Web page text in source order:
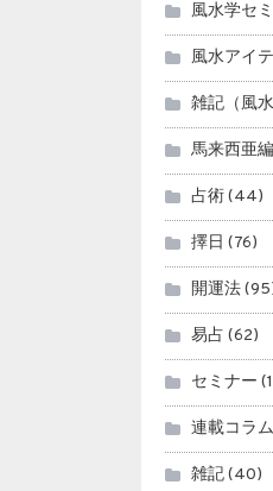
風水学セ
風水アイ
雑記（風水
馬来西亜編
占術(44)
擇日 (76)
開運法
易占 (62)
セミナー
連載コラム
雑記(40)